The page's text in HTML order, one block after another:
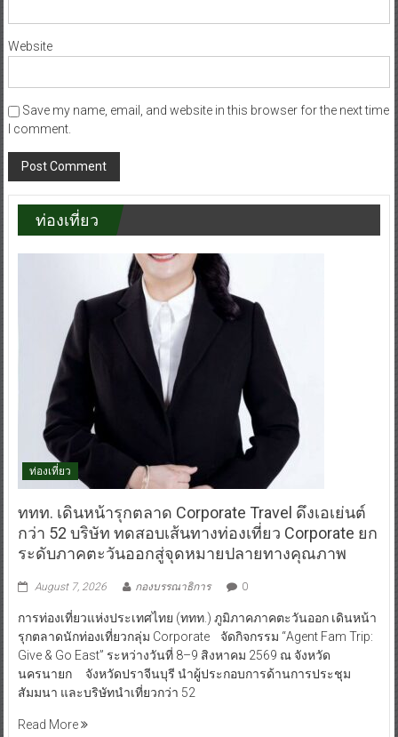
Website
Save my name, email, and website in this browser for the next time
I comment.
ท่องเที่ยว
ท่องเที่ยว
ททท. เดินหน้ารุกตลาด Corporate Travel ดึงเอเย่นต์
กว่า 52 บริษัท ทดสอบเส้นทางท่องเที่ยว Corporate ยก
ระดับภาคตะวันออกสู่จุดหมายปลายทางคุณภาพ
August 7, 2026 กองบรรณาธิการ 0
การท่องเที่ยวแห่งประเทศไทย (ททท.) ภูมิภาคภาคตะวันออก เดินหน้า
รุกตลาดนักท่องเที่ยวกลุ่ม Corporate จัดกิจกรรม “Agent Fam Trip:
Give & Go East” ระหว่างวันที่ 8–9 สิงหาคม 2569 ณ จังหวัด
นครนายก จังหวัดปราจีนบุรี นำผู้ประกอบการด้านการประชุม
สัมมนา และบริษัทนำเที่ยวกว่า 52
Read More